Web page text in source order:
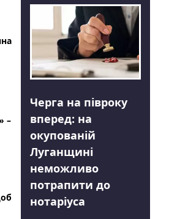
–
Черга на півроку
вперед: на
окупованій
Луганщині
неможливо
потрапити до
нотаріуса